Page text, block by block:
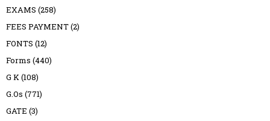
EXAMS (258)
FEES PAYMENT(2)
FONTS (12)
Forms (440)
G K(108)
G.Os (771)
GATE (3)